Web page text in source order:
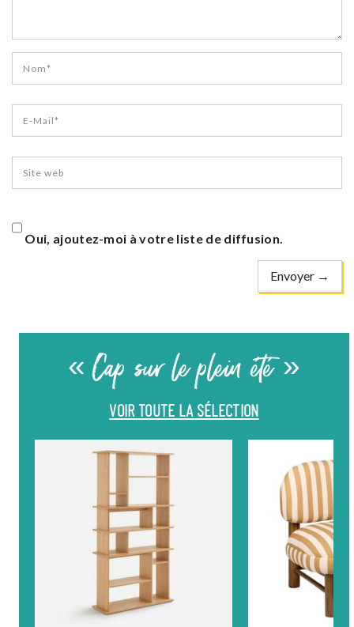
Oui, ajoutez-moi à votre liste de diffusion.
« Cap sur le plein été »
VOIR TOUTE LA SÉLECTION